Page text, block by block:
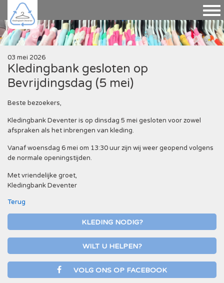
03 mei 2026
Kledingbank gesloten op
Bevrijdingsdag (5 mei)
Beste bezoekers,
Kledingbank Deventer is op dinsdag 5 mei gesloten voor zowel
afspraken als het inbrengen van kleding.
Vanaf woensdag 6 mei om 13:30 uur zijn wij weer geopend volgens
de normale openingstijden.
Met vriendelijke groet,
Kledingbank Deventer
Terug
KLEDING NODIG?
WILT U HELPEN?
VOLG ONS OP FACEBOOK